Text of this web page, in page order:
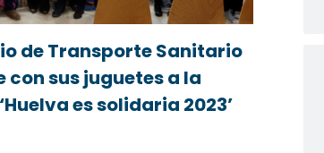
de Transporte Sanitario
sus juguetes a la
es solidaria 2023’